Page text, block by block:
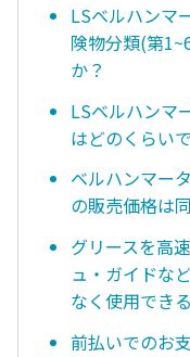
LSベルハンマ
険物分類(第
か？
LSベルハンマ
はどのくらい
ベルハンマー
の販売価格は
グリースを高
ュ・ガイドな
なく使用でき
前払いでのお